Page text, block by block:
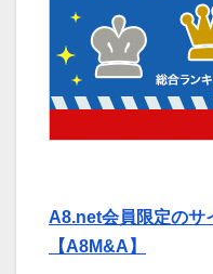
A8.net会員限定のサ
【A8M&A】